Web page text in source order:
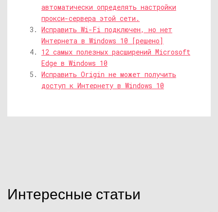
автоматически определять настройки
прокси-сервера этой сети.
Исправить Wi-Fi подключен, но нет
Интернета в Windows 10 [решено]
12 самых полезных расширений Microsoft
Edge в Windows 10
Исправить Origin не может получить
доступ к Интернету в Windows 10
Интересные статьи